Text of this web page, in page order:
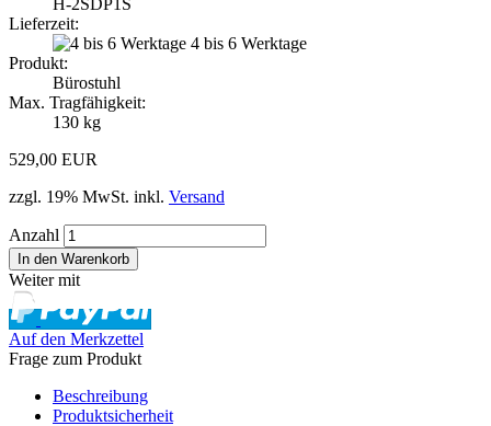
Lieferzeit:
4 bis 6 Werktage
Produkt:
Bürostuhl
Max. Tragfähigkeit:
130 kg
529,00 EUR
zzgl. 19% MwSt. inkl. Versand
Anzahl
Weiter mit
Auf den Merkzettel
Frage zum Produkt
Beschreibung
Produktsicherheit